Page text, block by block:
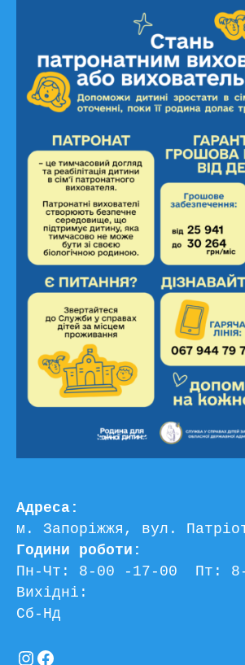
Адреса:
м. Запоріжжя, вул.
Години роботи:
Пн-Чт: 8-00 -17-00  Пт:
Вихідні:
Сб-Нд
Instagram
Facebook